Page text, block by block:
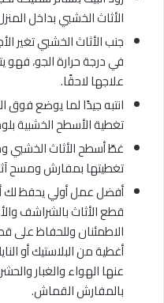
الأثاث الخشبي بداخل
جنب الأثاث الخشبي تغير
في درجة حرارة الجو،
علاجها لاحقًا.
انتبه جيدًا لما يوضع
تغطية الأسطح الخشبية
غطّ أسطح الأثاث الخشبي
تغطيتها بمفارش ومسح
أفضل عمل أولي يحفظ لك
قطع الأثاث بالشراشف
الاطمئنان وللحفاظ على
أغطية من البلاستيك أو
عنها الهواء والغبار
بالمفارش القماش.